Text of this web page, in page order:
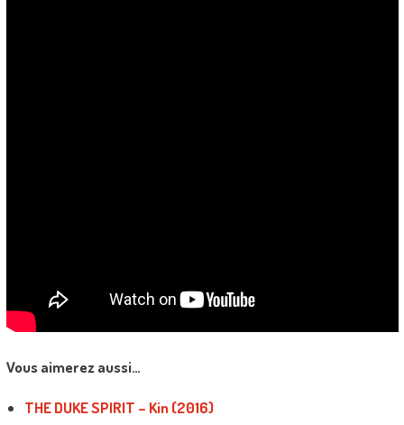
Vous aimerez aussi…
THE DUKE SPIRIT – Kin (2016)